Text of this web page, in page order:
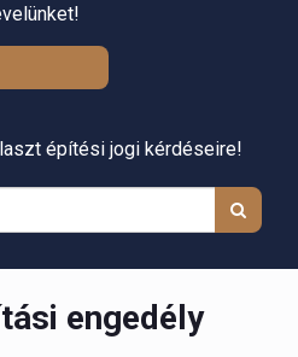
építési jogi kérdéseire!
engedély